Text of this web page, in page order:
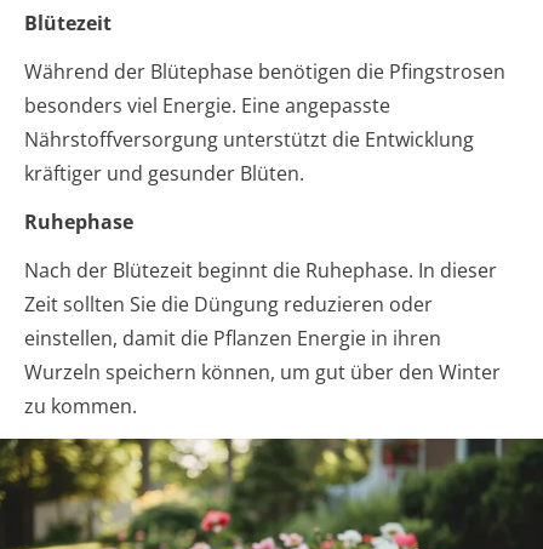
Blütezeit
Während der Blütephase benötigen die Pfingstrosen
besonders viel Energie. Eine angepasste
Nährstoffversorgung unterstützt die Entwicklung
kräftiger und gesunder Blüten.
Ruhephase
Nach der Blütezeit beginnt die Ruhephase. In dieser
Zeit sollten Sie die Düngung reduzieren oder
einstellen, damit die Pflanzen Energie in ihren
Wurzeln speichern können, um gut über den Winter
zu kommen.